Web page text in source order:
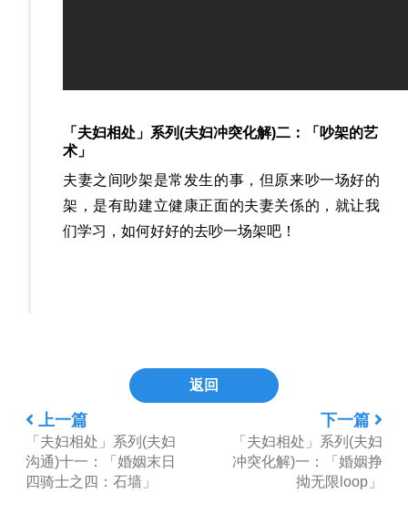
「夫妇相处」系列(夫妇冲突化解)二：「吵架的艺
术」
夫妻之间吵架是常发生的事，但原来吵一场好的
架，是有助建立健康正面的夫妻关係的，就让我
们学习，如何好好的去吵一场架吧！
上一篇
「夫妇相处」系列(夫妇
沟通)十一：「婚姻末日
四骑士之四：石墙」
返回
下一篇
「夫妇相处」系列(夫妇
冲突化解)一：「婚姻挣
拗无限loop」